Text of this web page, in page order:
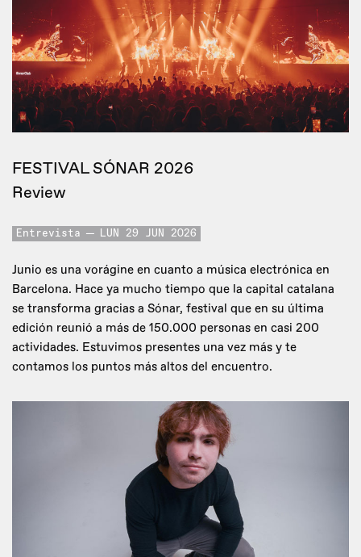
FESTIVAL SÓNAR 2026
Review
Entrevista LUN 29 JUN 2026
Junio es una vorágine en cuanto a música electrónica en
Barcelona. Hace ya mucho tiempo que la capital catalana
se transforma gracias a Sónar, festival que en su última
edición reunió a más de 150.000 personas en casi 200
actividades. Estuvimos presentes una vez más y te
contamos los puntos más altos del encuentro.